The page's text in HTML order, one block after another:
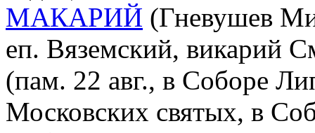
МАКАРИЙ (Гневушев
еп. Вяземский, викарий
(пам. 22 авг., в Соборе
Московских святых, в